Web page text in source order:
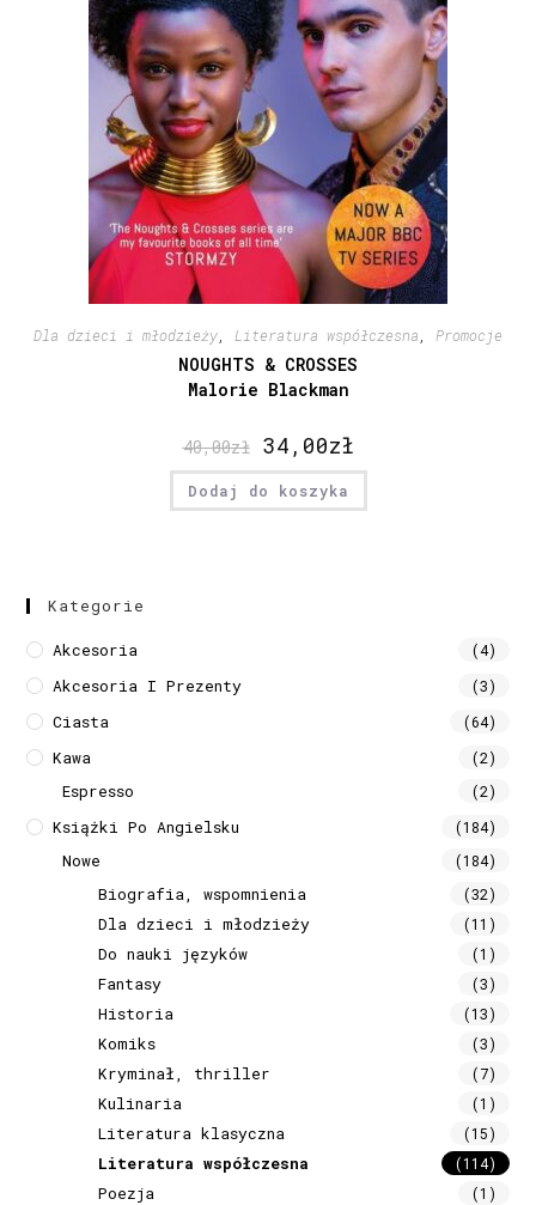
Dla dzieci i młodzieży, Literatura współczesna, Promocje
NOUGHTS & CROSSES
Malorie Blackman
40,00zł 34,00zł
Dodaj do koszyka
Kategorie
Akcesoria (4)
Akcesoria I Prezenty (3)
Ciasta (64)
Kawa (2)
Espresso (2)
Książki Po Angielsku (184)
Nowe (184)
Biografia, wspomnienia (32)
Dla dzieci i młodzieży (11)
Do nauki języków (1)
Fantasy (3)
Historia (13)
Komiks (3)
Kryminał, thriller (7)
Kulinaria (1)
Literatura klasyczna (15)
Literatura współczesna (114)
Poezja (1)